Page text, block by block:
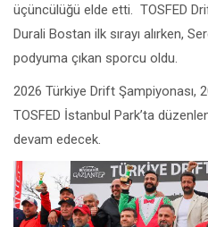
üçüncülüğü elde etti. TOSFED
Durali Bostan ilk sırayı alırken,
podyuma çıkan sporcu oldu.
2026 Türkiye Drift Şampiyonası,
TOSFED İstanbul Park’ta
devam edecek.